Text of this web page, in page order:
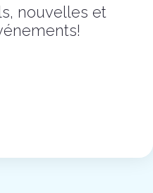
nouvelles et